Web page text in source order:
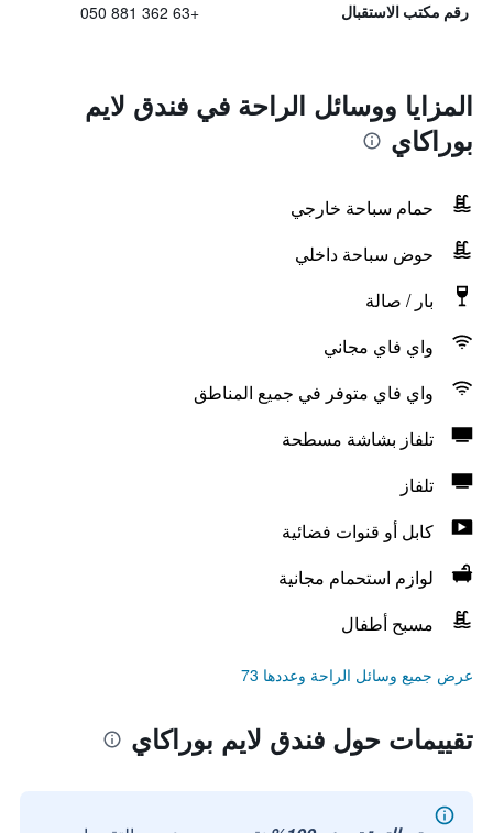
رقم مكتب الاستقبال +63 362 881 050
المزايا ووسائل الراحة في فندق لايم
بوراكاي
حمام سباحة خارجي
حوض سباحة داخلي
بار / صالة
واي فاي مجاني
واي فاي متوفر في جميع المناطق
تلفاز بشاشة مسطحة
تلفاز
كابل أو قنوات فضائية
لوازم استحمام مجانية
مسبح أطفال
عرض جميع وسائل الراحة وعددها 73
تقييمات حول فندق لايم بوراكاي